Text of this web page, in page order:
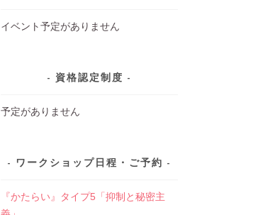
イベント予定がありません
資格認定制度
予定がありません
ワークショップ日程・ご予約
『かたらい』タイプ5「抑制と秘密主